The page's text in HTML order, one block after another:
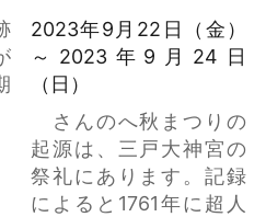
2023年9月22日（金）
～2023年9月24日
（日）
さんのへ秋まつりの
起源は、三戸大神宮の
祭礼にあります。記録
によると1761年に超人